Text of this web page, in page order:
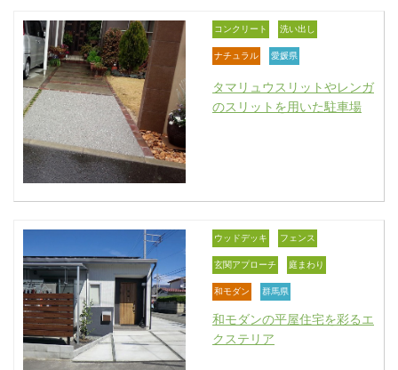
コンクリート 洗い出し
ナチュラル 愛媛県
タマリュウスリットやレンガ
のスリットを用いた駐車場
ウッドデッキ フェンス
玄関アプローチ 庭まわり
和モダン 群馬県
和モダンの平屋住宅を彩るエ
クステリア